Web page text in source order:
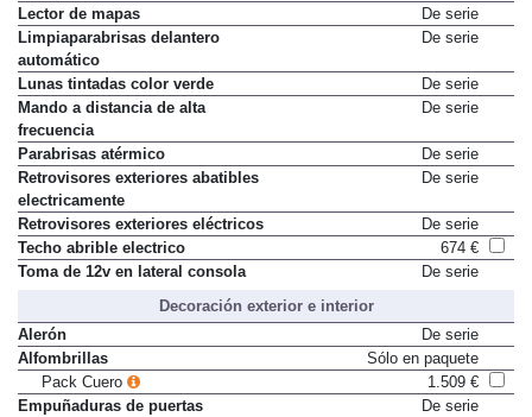
Lector de mapas
De serie
Limpiaparabrisas delantero
automático
De serie
Lunas tintadas color verde
De serie
Mando a distancia de alta
frecuencia
De serie
Parabrisas atérmico
De serie
Retrovisores exteriores abatibles
electricamente
De serie
Retrovisores exteriores eléctricos
De serie
Techo abrible electrico
674 €
Toma de 12v en lateral consola
De serie
Decoración exterior e interior
Alerón
De serie
Alfombrillas
Sólo en paquete
Pack Cuero
1.509 €
Empuñaduras de puertas
De serie